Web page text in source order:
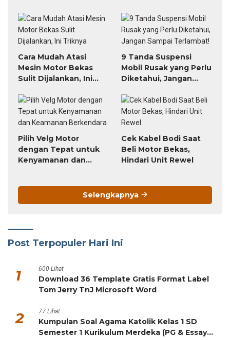
Cara Mudah Atasi
Mesin Motor Bekas
Sulit Dijalankan, Ini
9 Tanda Suspensi
Mobil Rusak yang Perlu
Diketahui, Jangan
Pilih Velg Motor
dengan Tepat untuk
Kenyamanan dan
Cek Kabel Bodi Saat
Beli Motor Bekas,
Hindari Unit Rewel
Selengkapnya
Post Terpopuler Hari Ini
1 600 Lihat
Download 36 Template Gratis Format Label
Tom Jerry TnJ Microsoft Word
2 77 Lihat
Kumpulan Soal Agama Katolik Kelas 1 SD
Semester 1 Kurikulum Merdeka (PG & Essay